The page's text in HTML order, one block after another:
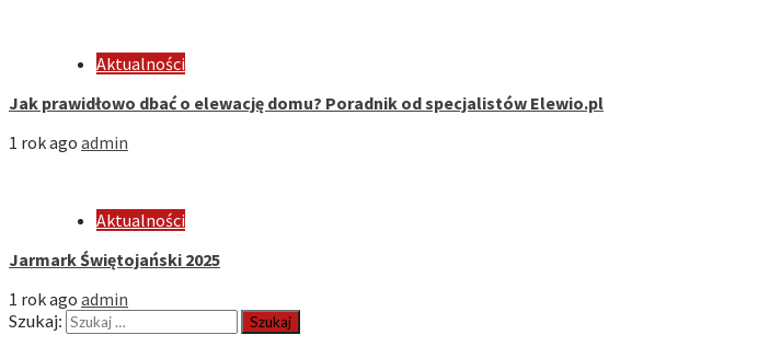
Aktualności
Jak prawidłowo dbać o elewację domu? Poradnik od specjalistów Elewio.pl
1 rok ago admin
Aktualności
Jarmark Świętojański 2025
1 rok ago admin
Szukaj: